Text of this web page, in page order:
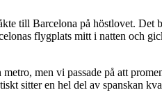
till Barcelona på höstlovet.
flygplats mitt i natten och
men vi passade på att
sitter en hel del av spanskan